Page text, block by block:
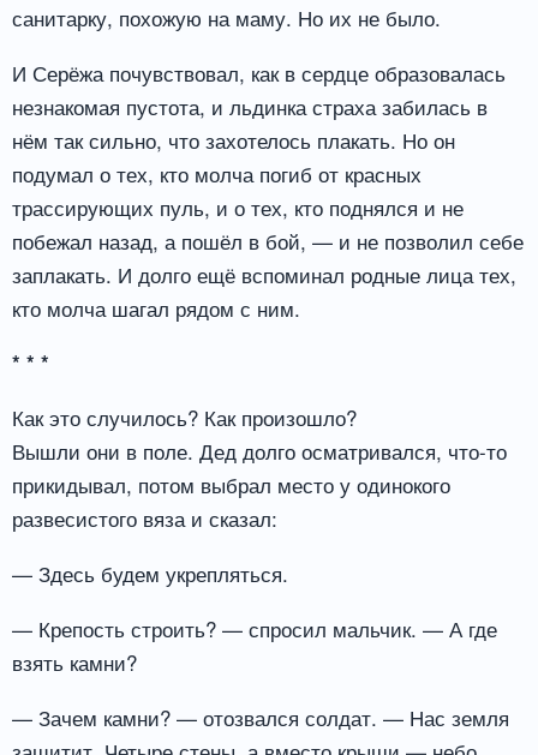
санитарку, похожую на маму. Но их не было.
И Серёжа почувствовал, как в сердце образовалась
незнакомая пустота, и льдинка страха забилась в
нём так сильно, что захотелось плакать. Но он
подумал о тех, кто молча погиб от красных
трассирующих пуль, и о тех, кто поднялся и не
побежал назад, а пошёл в бой, — и не позволил себе
заплакать. И долго ещё вспоминал родные лица тех,
кто молча шагал рядом с ним.
* * *
Как это случилось? Как произошло?
Вышли они в поле. Дед долго осматривался, что-то
прикидывал, потом выбрал место у одинокого
развесистого вяза и сказал:
— Здесь будем укрепляться.
— Крепость строить? — спросил мальчик. — А где
взять камни?
— Зачем камни? — отозвался солдат. — Нас земля